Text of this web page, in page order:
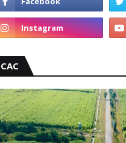
CAC